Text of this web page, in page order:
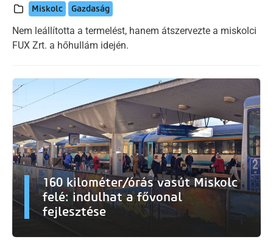
Miskolc Gazdaság
Nem leállította a termelést, hanem átszervezte a miskolci
FUX Zrt. a hőhullám idején.
160 kilométer/órás vasút Miskolc
felé: indulhat a fővonal
fejlesztése